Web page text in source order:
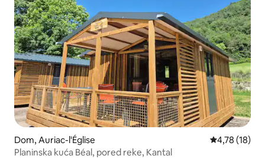
Dom, Auriac-l'Église Prosečna
4,78 (18)
Planinska kuća Béal, pored reke, Kantal